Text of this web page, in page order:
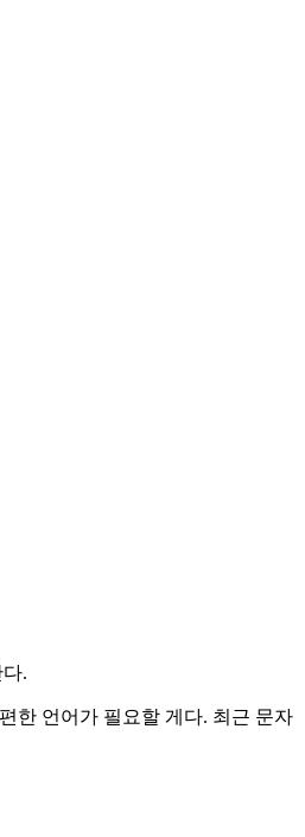
.
한 언어가 필요할 게다. 최근 문자